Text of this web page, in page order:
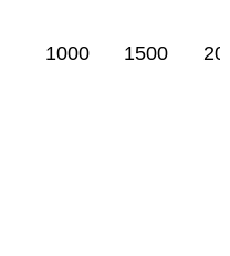
1000 1500